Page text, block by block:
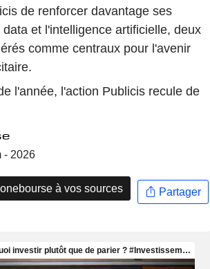
de renforcer davantage ses
et l'intelligence artificielle, deux
comme centraux pour l'avenir
l'année, l'action Publicis recule de
- 2026
à vos sources Partager